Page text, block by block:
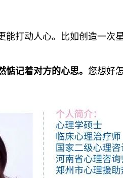
打动人心。比如创造一次
记着对方的心思。 您想好